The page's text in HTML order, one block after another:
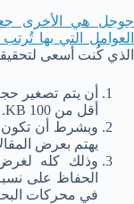
جوجل هي الأخرى
العوامل التي بها
الذي كُنت أسعى
أن يتم تصغير
أقل من 100 KB.
وبشرط أن تكون
يهتم بعرض
وذلك كله لغرض
الحفاظ على
في محركات